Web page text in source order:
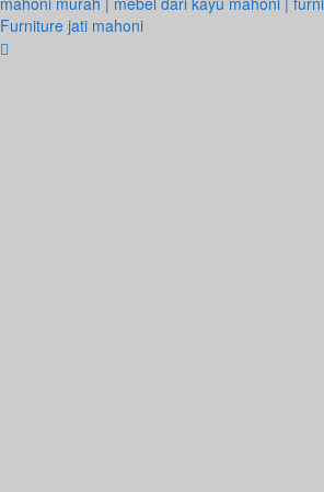
Furniture jati mahoni